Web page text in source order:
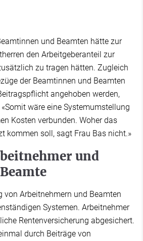
und Beamten hätte zur
den Arbeitgeberanteil zur
zu tragen hätten. Zugleich
der Beamtinnen und Beamten
angehoben werden,
wäre eine Systemumstellung
Kosten verbunden. Woher das
kommen soll, sagt Frau Bas nicht.»
und
von Arbeitnehmern und Beamten
Systemen. Arbeitnehmer
Rentenversicherung abgesichert.
durch Beiträge von